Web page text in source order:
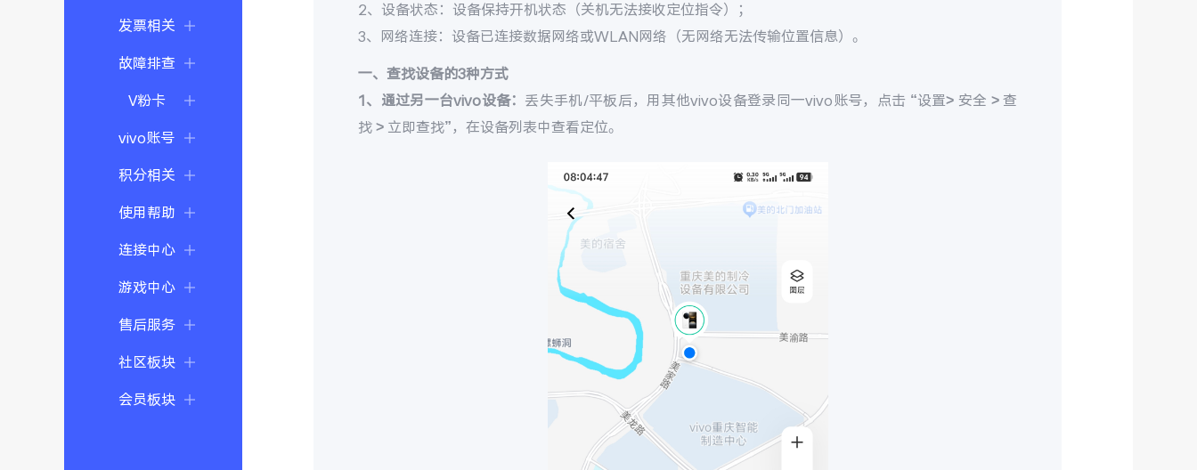
发票相关
故障排查
V粉卡
vivo账号
积分相关
使用帮助
连接中心
游戏中心
售后服务
社区板块
会员板块
2、设备状态：设备保持开机状态（关机无法接收定位指令）；
3、网络连接：设备已连接数据网络或WLAN网络（无网络无法传输位置信息）。
一、查找设备的3种方式
1、通过另一台vivo设备： 丢失手机/平板后，用其他vivo设备登录同一vivo账号，点击 “设置> 安全 > 查
找 > 立即查找”，在设备列表中查看定位。